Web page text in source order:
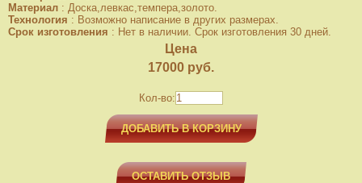
Материал : Доска,левкас,темпера,золото.
Технология : Возможно написание в других размерах.
Срок изготовления : Нет в наличии. Срок изготовления 30 дней.
Цена
17000 руб.
Кол-во:
ДОБАВИТЬ В КОРЗИНУ
ОСТАВИТЬ ОТЗЫВ